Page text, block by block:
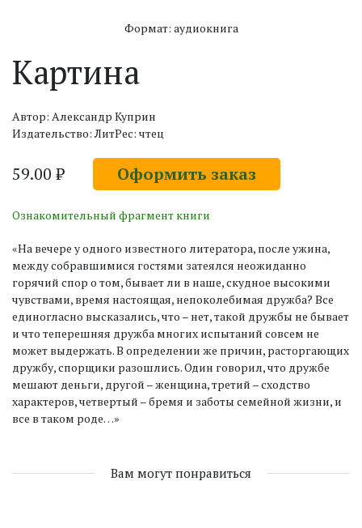
Формат: аудиокнига
Картина
Автор: Александр Куприн
Издательство: ЛитРес: чтец
59.00 ₽ Оформить заказ
Ознакомительный фрагмент книги
«На вечере у одного известного литератора, после ужина,
между собравшимися гостями затеялся неожиданно
горячий спор о том, бывает ли в наше, скудное высокими
чувствами, время настоящая, непоколебимая дружба? Все
единогласно высказались, что – нет, такой дружбы не бывает
и что теперешняя дружба многих испытаний совсем не
может выдержать. В определении же причин, расторгающих
дружбу, спорщики разошлись. Один говорил, что дружбе
мешают деньги, другой – женщина, третий – сходство
характеров, четвертый – бремя и заботы семейной жизни, и
все в таком роде…»
Вам могут понравиться